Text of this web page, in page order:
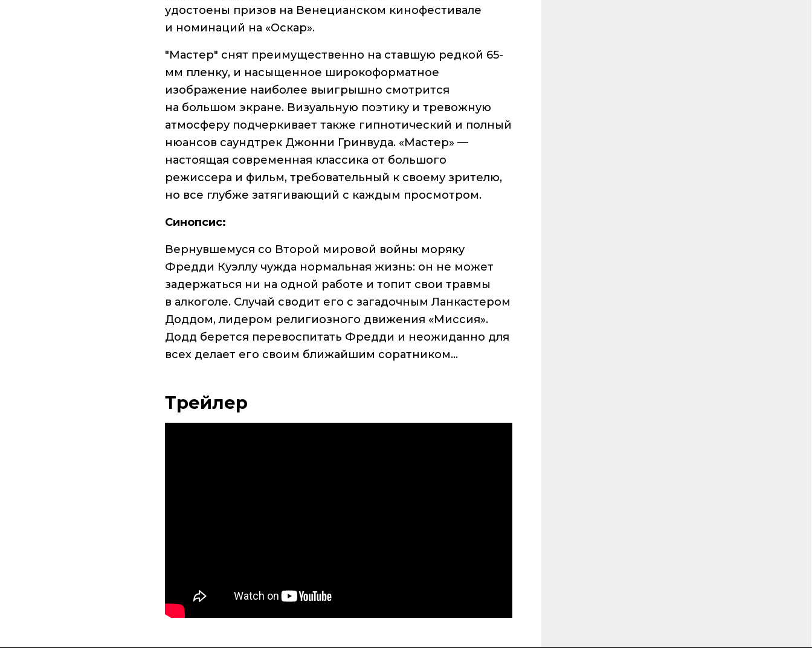
удостоены призов на Венецианском кинофестивале
и номинаций на «Оскар».
"Мастер" снят преимущественно на ставшую редкой 65-
мм пленку, и насыщенное широкоформатное
изображение наиболее выигрышно смотрится
на большом экране. Визуальную поэтику и тревожную
атмосферу подчеркивает также гипнотический и полный
нюансов саундтрек Джонни Гринвуда. «Мастер» —
настоящая современная классика от большого
режиссера и фильм, требовательный к своему зрителю,
но все глубже затягивающий с каждым просмотром.
Синопсис:
Вернувшемуся со Второй мировой войны моряку
Фредди Куэллу чужда нормальная жизнь: он не может
задержаться ни на одной работе и топит свои травмы
в алкоголе. Случай сводит его с загадочным Ланкастером
Доддом, лидером религиозного движения «Миссия».
Додд берется перевоспитать Фредди и неожиданно для
всех делает его своим ближайшим соратником…
Трейлер